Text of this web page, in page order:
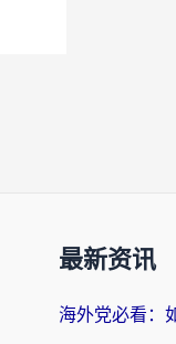
最新资讯